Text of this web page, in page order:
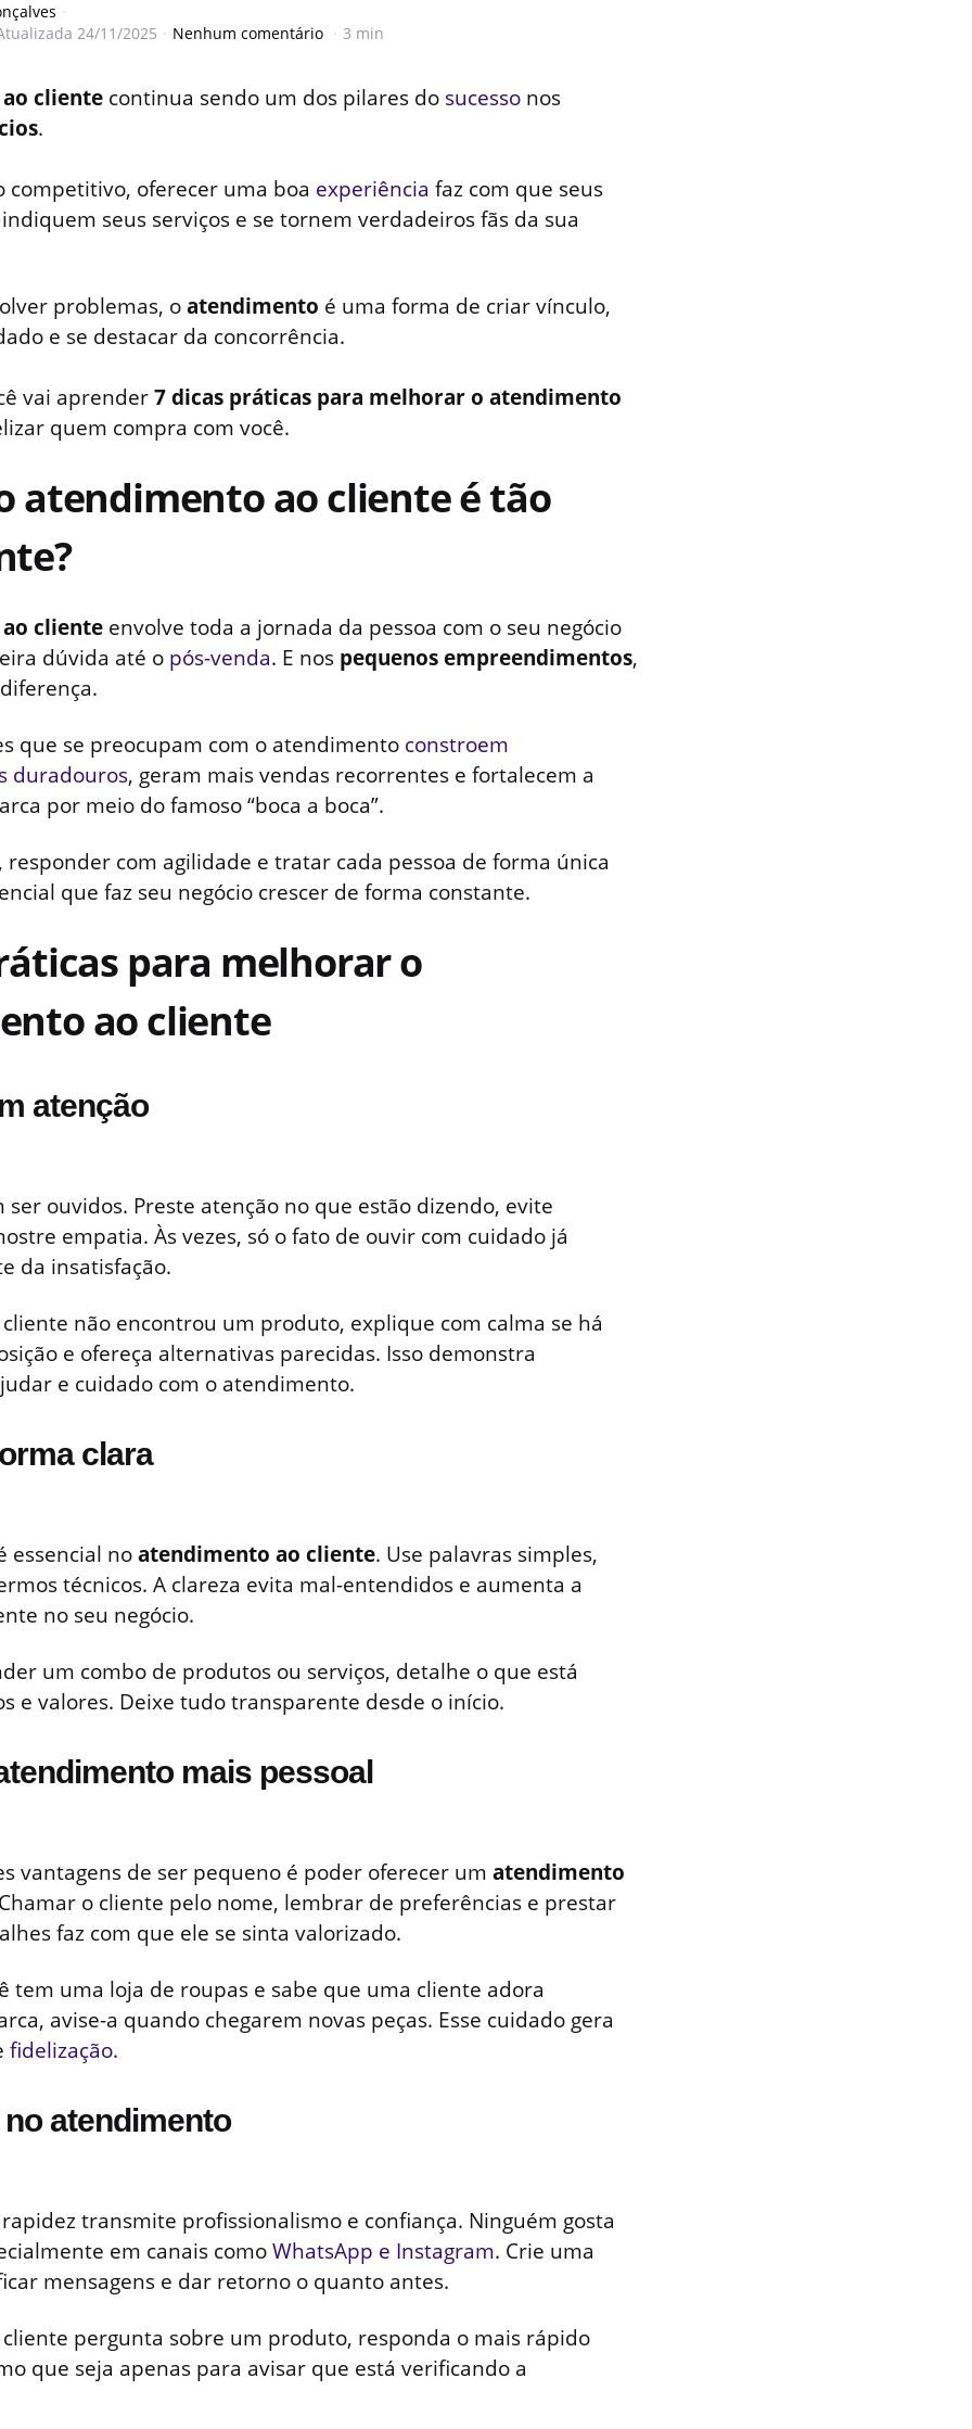
24/11/2025 Nenhum comentário 3 min
cliente continua sendo um dos pilares do sucesso nos
.
competitivo, oferecer uma boa experiência faz com que seus
seus serviços e se tornem verdadeiros fãs da sua
problemas, oatendimento é uma forma de criar vínculo,
e se destacar da concorrência.
vai aprender7 dicas práticas para melhorar o atendimento
quem compra com você.
atendimento ao cliente é tão
cliente envolve toda a jornada da pessoa com o seu negócio
dúvida até o pós-venda. E nos pequenos empreendimentos,
que se preocupam com o atendimento constroem
duradouros, geram mais vendas recorrentes e fortalecem a
por meio do famoso “boca a boca”.
responder com agilidade e tratar cada pessoa de forma única
que faz seu negócio crescer de forma constante.
para melhorar o
ao cliente
atenção
ser ouvidos. Preste atenção no que estão dizendo, evite
empatia. Às vezes, só o fato de ouvir com cuidado já
da insatisfação.
cliente não encontrou um produto, explique com calma se há
e ofereça alternativas parecidas. Isso demonstra
e cuidado com o atendimento.
clara
essencial noatendimento ao cliente. Use palavras simples,
técnicos. A clareza evita mal-entendidos e aumenta a
no seu negócio.
um combo de produtos ou serviços, detalhe o que está
e valores. Deixe tudo transparente desde o início.
mais pessoal
vantagens de ser pequeno é poder oferecer um atendimento
o cliente pelo nome, lembrar de preferências e prestar
faz com que ele se sinta valorizado.
tem uma loja de roupas e sabe que uma cliente adora
avise-a quando chegarem novas peças. Esse cuidado gera
fidelização.
no atendimento
transmite profissionalismo e confiança. Ninguém gosta
em canais comoWhatsApp e Instagram. Crie uma
mensagens e dar retorno o quanto antes.
cliente pergunta sobre um produto, responda o mais rápido
que seja apenas para avisar que está verificando a